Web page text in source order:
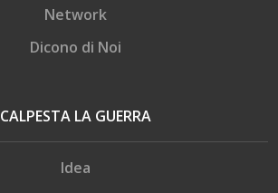
Network
Dicono di Noi
CALPESTA LA GUERRA
Idea